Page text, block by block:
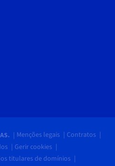
Menções legais
Contratos
Gerir cookies
titulares de domínios